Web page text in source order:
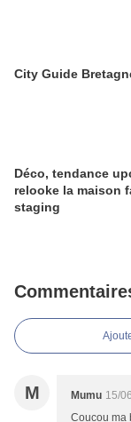
City Guide
Déco, tendance
relooke la maison
staging
M Mumu 15/
Coucou ma